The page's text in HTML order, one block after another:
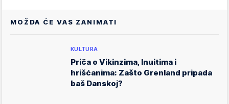
MOŽDA ĆE VAS ZANIMATI
KULTURA
Priča o Vikinzima, Inuitima i
hrišćanima: Zašto Grenland pripada
baš Danskoj?